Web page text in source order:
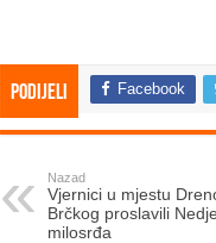
Podijeli Facebook
Nazad
Vjernici u mjestu
Brčkog proslavili
milosrđa